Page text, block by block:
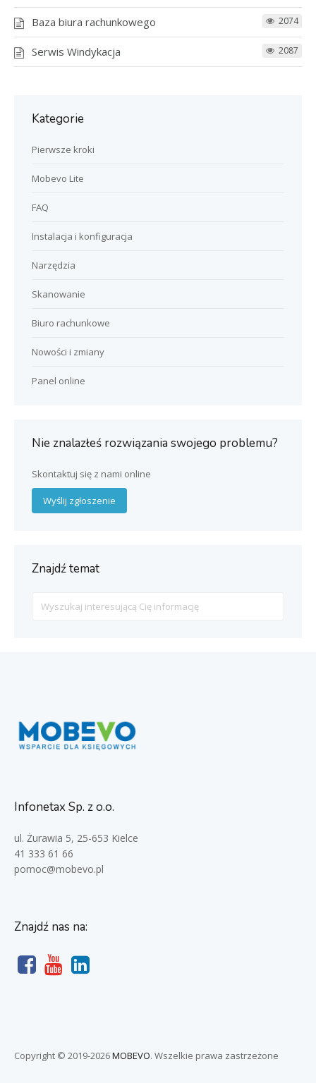
Baza biura rachunkowego 2074
Serwis Windykacja 2087
Kategorie
Pierwsze kroki
Mobevo Lite
FAQ
Instalacja i konfiguracja
Narzędzia
Skanowanie
Biuro rachunkowe
Nowości i zmiany
Panel online
Nie znalazłeś rozwiązania swojego problemu?
Skontaktuj się z nami online
Wyślij zgłoszenie
Znajdź temat
For
Infonetax Sp. z o.o.
ul. Żurawia 5, 25-653 Kielce
41 333 61 66
pomoc@mobevo.pl
Znajdź nas na:
Copyright © 2019-2026MOBEVO. Wszelkie prawa zastrzeżone